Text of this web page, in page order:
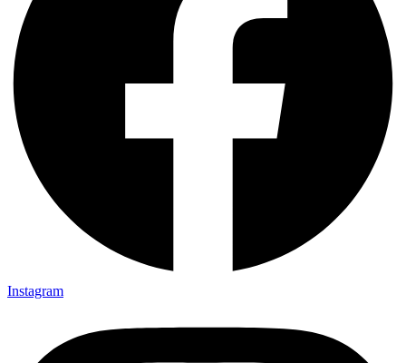
Instagram